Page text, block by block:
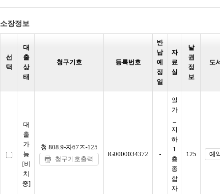
소장정보
선
택
대
출
상
태
청구기호 등록번호
반
납
예
정
일
자
료
실
낱
권
정
보
도
대
출
가
능
[비
치
중]
청 808.9-자67ㅈ-125
청구기호출력
IG0000034372 -
일
가
지
하
1
층
종
합
자
125 예